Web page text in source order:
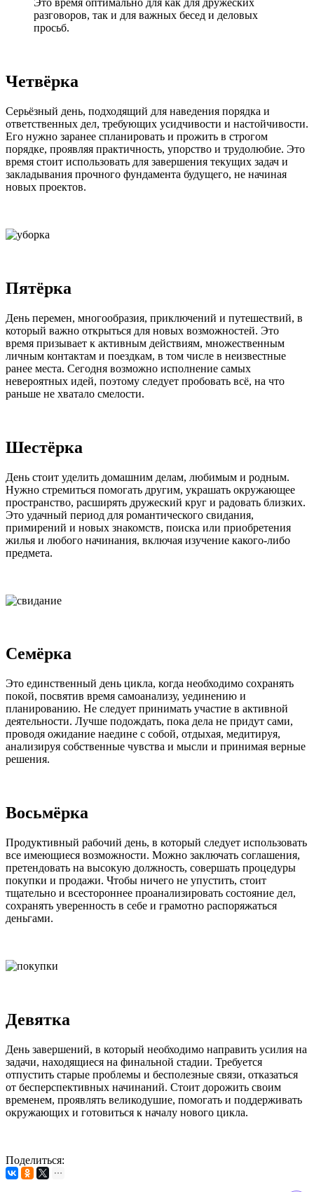
Это время оптимально для как для дружеских
разговоров, так и для важных бесед и деловых
просьб.
Четвёрка
Серьёзный день, подходящий для наведения порядка и
ответственных дел, требующих усидчивости и настойчивости.
Его нужно заранее спланировать и прожить в строгом
порядке, проявляя практичность, упорство и трудолюбие. Это
время стоит использовать для завершения текущих задач и
закладывания прочного фундамента будущего, не начиная
новых проектов.
Пятёрка
День перемен, многообразия, приключений и путешествий, в
который важно открыться для новых возможностей. Это
время призывает к активным действиям, множественным
личным контактам и поездкам, в том числе в неизвестные
ранее места. Сегодня возможно исполнение самых
невероятных идей, поэтому следует пробовать всё, на что
раньше не хватало смелости.
Шестёрка
День стоит уделить домашним делам, любимым и родным.
Нужно стремиться помогать другим, украшать окружающее
пространство, расширять дружеский круг и радовать близких.
Это удачный период для романтического свидания,
примирений и новых знакомств, поиска или приобретения
жилья и любого начинания, включая изучение какого-либо
предмета.
Семёрка
Это единственный день цикла, когда необходимо сохранять
покой, посвятив время самоанализу, уединению и
планированию. Не следует принимать участие в активной
деятельности. Лучше подождать, пока дела не придут сами,
проводя ожидание наедине с собой, отдыхая, медитируя,
анализируя собственные чувства и мысли и принимая верные
решения.
Восьмёрка
Продуктивный рабочий день, в который следует использовать
все имеющиеся возможности. Можно заключать соглашения,
претендовать на высокую должность, совершать процедуры
покупки и продажи. Чтобы ничего не упустить, стоит
тщательно и всестороннее проанализировать состояние дел,
сохранять уверенность в себе и грамотно распоряжаться
деньгами.
Девятка
День завершений, в который необходимо направить усилия на
задачи, находящиеся на финальной стадии. Требуется
отпустить старые проблемы и бесполезные связи, отказаться
от бесперспективных начинаний. Стоит дорожить своим
временем, проявлять великодушие, помогать и поддерживать
окружающих и готовиться к началу нового цикла.
Поделиться: